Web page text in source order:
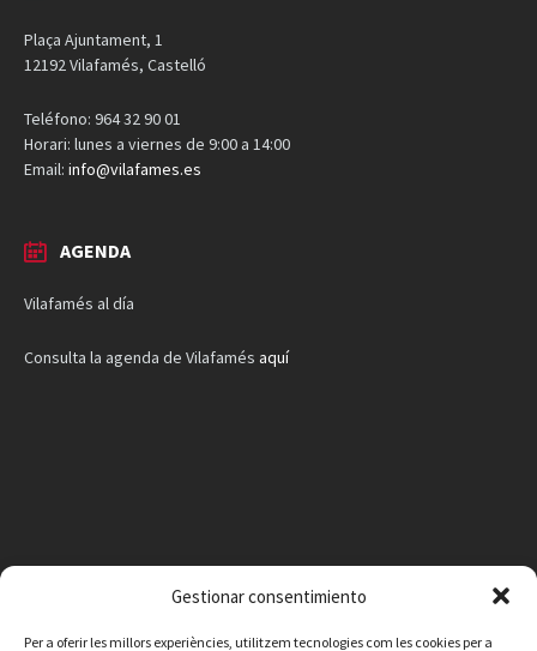
Gestionar consentimiento
Per a oferir les millors experiències, utilitzem tecnologies com les cookies per a
Plaça Ajuntament, 1
12192 Vilafamés, Castelló
Teléfono: 964 32 90 01
Horari: lunes a viernes de 9:00 a 14:00
Email: info@vilafames.es
AGENDA
Vilafamés al día
Consulta la agenda de Vilafamés aquí